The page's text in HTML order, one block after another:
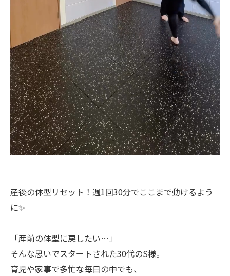
産後の体型リセット！週1回30分でここまで動けるよう
に✨
「産前の体型に戻したい…」
そんな思いでスタートされた30代のS様。
育児や家事で多忙な毎日の中でも、